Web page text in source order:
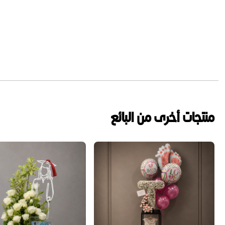
منتجات أخرى من البائع